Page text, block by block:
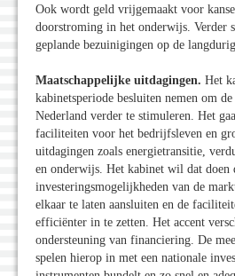
Ook wordt geld vrijgemaakt voor
doorstroming in het onderwijs. Verder
geplande bezuinigingen op de
Maatschappelijke uitdagingen. Het
kabinetsperiode besluiten nemen om
Nederland verder te stimuleren. Het
faciliteiten voor het bedrijfsleven en
uitdagingen zoals energietransitie,
en onderwijs. Het kabinet wil dat doen
investeringsmogelijkheden van de
elkaar te laten aansluiten en de
efficiënter in te zetten. Het accent
ondersteuning van financiering. De
spelen hierop in met een nationale